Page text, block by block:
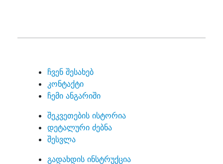
ჩვენ შესახებ
კონტაქტი
ჩემი ანგარიში
შეკვეთების ისტორია
დეტალური ძებნა
შესვლა
გადახდის ინსტრუქცია